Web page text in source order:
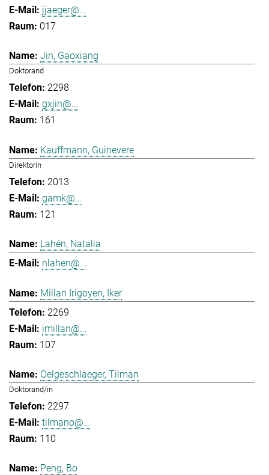
jjaeger@...
017
Jin, Gaoxiang
Doktorand
2298
gxjin@...
161
Kauffmann, Guinevere
Direktorin
2013
gamk@...
121
Lahén, Natalia
nlahen@...
Millan Irigoyen, Iker
2269
imillan@...
107
Oelgeschlaeger, Tilman
Doktorand/in
2297
tilmano@...
110
Peng, Bo